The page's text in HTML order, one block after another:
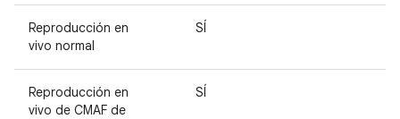
Reproducción en
vivo normal
SÍ
Reproducción en
vivo de CMAF de
SÍ